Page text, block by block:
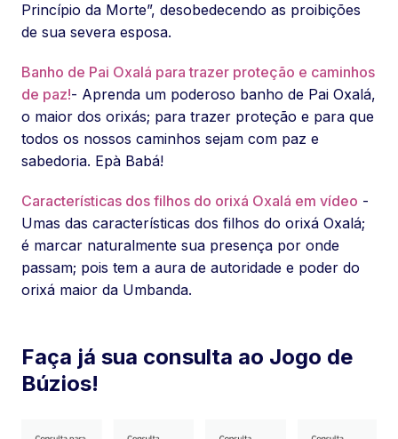
Princípio da Morte”, desobedecendo as proibições
de sua severa esposa.
Banho de Pai Oxalá para trazer proteção e caminhos
de paz!- Aprenda um poderoso banho de Pai Oxalá,
o maior dos orixás; para trazer proteção e para que
todos os nossos caminhos sejam com paz e
sabedoria. Epà Babá!
Características dos filhos do orixá Oxalá em vídeo -
Umas das características dos filhos do orixá Oxalá;
é marcar naturalmente sua presença por onde
passam; pois tem a aura de autoridade e poder do
orixá maior da Umbanda.
Faça já sua consulta ao Jogo de
Búzios!